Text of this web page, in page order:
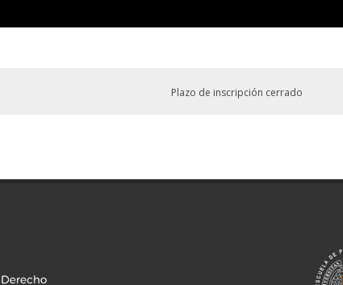
Plazo de inscripción cerrado